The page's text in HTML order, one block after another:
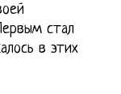
стал
в этих